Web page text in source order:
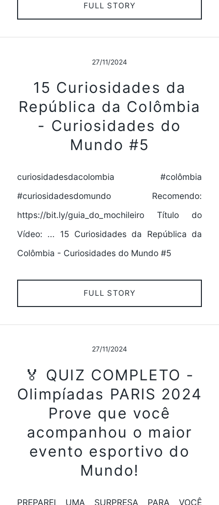
FULL STORY
27/11/2024
15 Curiosidades da
República da Colômbia
- Curiosidades do
Mundo #5
curiosidadesdacolombia #colômbia
#curiosidadesdomundo Recomendo:
https://bit.ly/guia_do_mochileiro Título do
Vídeo: ... 15 Curiosidades da República da
Colômbia - Curiosidades do Mundo #5
FULL STORY
27/11/2024
🏅 QUIZ COMPLETO -
Olimpíadas PARIS 2024
Prove que você
acompanhou o maior
evento esportivo do
Mundo!
PREPAREI UMA SURPRESA PARA VOCÊ